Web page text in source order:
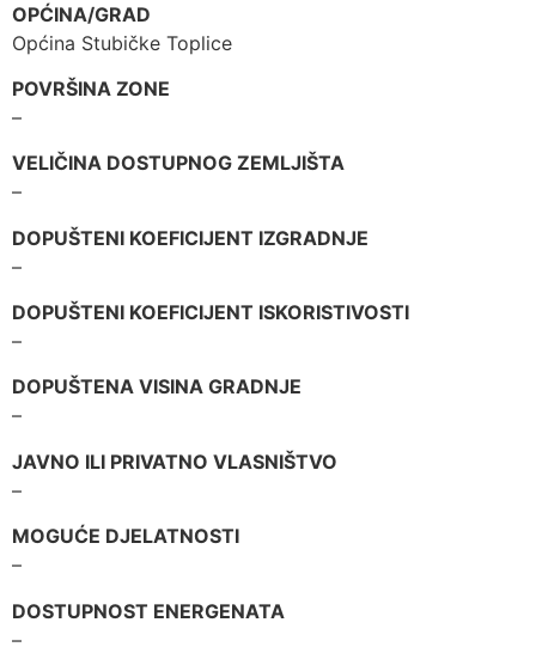
OPĆINA/GRAD
Općina Stubičke Toplice
POVRŠINA ZONE
–
VELIČINA DOSTUPNOG ZEMLJIŠTA
–
DOPUŠTENI KOEFICIJENT IZGRADNJE
–
DOPUŠTENI KOEFICIJENT ISKORISTIVOSTI
–
DOPUŠTENA VISINA GRADNJE
–
JAVNO ILI PRIVATNO VLASNIŠTVO
–
MOGUĆE DJELATNOSTI
–
DOSTUPNOST ENERGENATA
–